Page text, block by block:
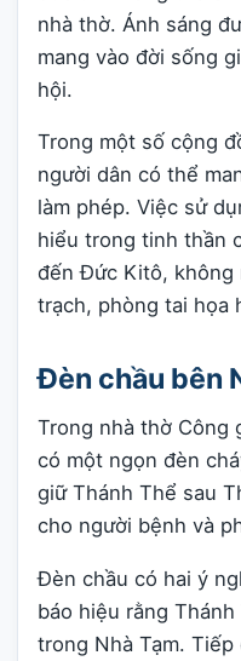
nhà thờ. Ánh sáng
mang vào đời sống
hội.
Trong một số cộng
người dân có thể
làm phép. Việc sử
hiểu trong tinh thần
đến Đức Kitô, không
trạch, phòng tai họa
Đèn chầu bên
Trong nhà thờ Công
có một ngọn đèn
giữ Thánh Thể sau
cho người bệnh và
Đèn chầu có hai ý
báo hiệu rằng
trong Nhà Tạm.